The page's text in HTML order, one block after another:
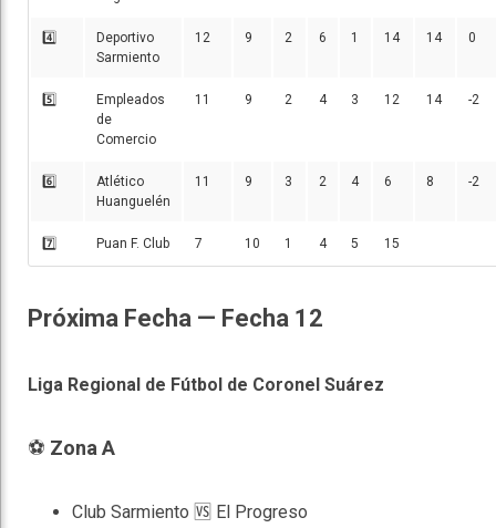
4️⃣
Deportivo
Sarmiento
12 9 2 6 1 14 14 0
5️⃣
Empleados
de
Comercio
11 9 2 4 3 12 14 -2
6️⃣
Atlético
Huanguelén
11 9 3 2 4 6 8 -2
7️⃣ Puan F. Club 7 10 1 4 5 15
Próxima Fecha — Fecha 12
Liga Regional de Fútbol de Coronel Suárez
⚽ Zona A
Club Sarmiento 🆚 El Progreso